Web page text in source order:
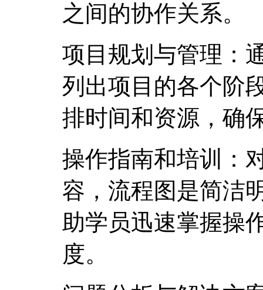
之间的协作关系。
项目规划与管理：
列出项目的各个阶
排时间和资源，确
操作指南和培训：
容，流程图是简洁
助学员迅速掌握操
度。